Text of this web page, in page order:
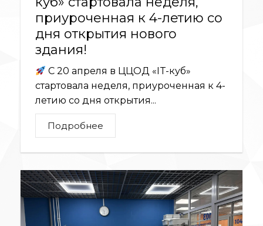
приуроченная к 4-летию со
дня открытия нового
здания!
С 20 апреля в ЦЦОД «IT-куб»
стартовала неделя, приуроченная к 4-
летию со дня открытия...
Подробнее